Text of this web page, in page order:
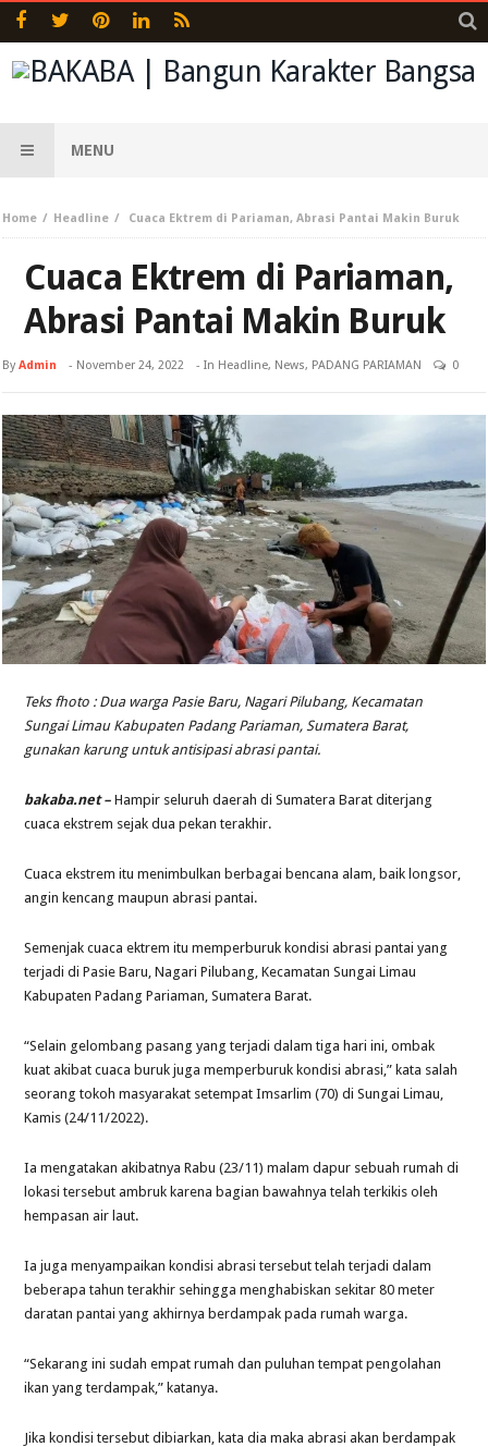
MENU
Home Headline Cuaca Ektrem di Pariaman, Abrasi Pantai Makin Buruk
Cuaca Ektrem di Pariaman,
Abrasi Pantai Makin Buruk
ByAdmin - November 24, 2022 - In Headline, News, PADANG PARIAMAN 0
Teks fhoto : Dua warga Pasie Baru, Nagari Pilubang, Kecamatan
Sungai Limau Kabupaten Padang Pariaman, Sumatera Barat,
gunakan karung untuk antisipasi abrasi pantai.
bakaba.net – Hampir seluruh daerah di Sumatera Barat diterjang
cuaca ekstrem sejak dua pekan terakhir.
Cuaca ekstrem itu menimbulkan berbagai bencana alam, baik longsor,
angin kencang maupun abrasi pantai.
Semenjak cuaca ektrem itu memperburuk kondisi abrasi pantai yang
terjadi di Pasie Baru, Nagari Pilubang, Kecamatan Sungai Limau
Kabupaten Padang Pariaman, Sumatera Barat.
“Selain gelombang pasang yang terjadi dalam tiga hari ini, ombak
kuat akibat cuaca buruk juga memperburuk kondisi abrasi,” kata salah
seorang tokoh masyarakat setempat Imsarlim (70) di Sungai Limau,
Kamis (24/11/2022).
Ia mengatakan akibatnya Rabu (23/11) malam dapur sebuah rumah di
lokasi tersebut ambruk karena bagian bawahnya telah terkikis oleh
hempasan air laut.
Ia juga menyampaikan kondisi abrasi tersebut telah terjadi dalam
beberapa tahun terakhir sehingga menghabiskan sekitar 80 meter
daratan pantai yang akhirnya berdampak pada rumah warga.
“Sekarang ini sudah empat rumah dan puluhan tempat pengolahan
ikan yang terdampak,” katanya.
Jika kondisi tersebut dibiarkan, kata dia maka abrasi akan berdampak